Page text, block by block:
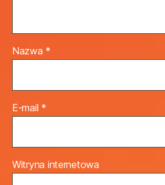
Nazwa *
E-mail *
Witryna internetowa